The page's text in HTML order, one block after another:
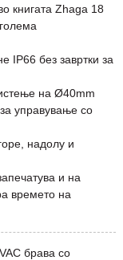
книгата Zhaga 18
IP66 без завртки за
на Ø40mm
управување со
надолу и
и на
времето на
брава со